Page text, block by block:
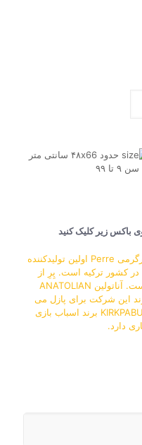
حدود ۴۸x66 سانتی متر
۹۹
باکس زیر کلیک کنید
گروه آموزش و سرگرمی Perre اولین تولیدکننده
در کشور ترکیه است. پِرِ از
سال ۲۰۱۰ فعال است. آناتولین ANATOLIAN
این شرکت برای پازل می
باشد که در کنار KIRKPABUÇ برند اسباب بازی
دارد.